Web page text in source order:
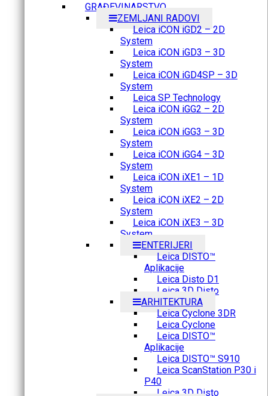
GRAĐEVINARSTVO
ZEMLJANI RADOVI
Leica iCON iGD2 – 2D
System
Leica iCON iGD3 – 3D
System
Leica iCON iGD4SP – 3D
System
Leica SP Technology
Leica iCON iGG2 – 2D
System
Leica iCON iGG3 – 3D
System
Leica iCON iGG4 – 3D
System
Leica iCON iXE1 – 1D
System
Leica iCON iXE2 – 2D
System
Leica iCON iXE3 – 3D
System
ENTERIJERI
Leica DISTO™
Aplikacije
Leica Disto D1
Leica 3D Disto
ARHITEKTURA
Leica Cyclone 3DR
Leica Cyclone
Leica DISTO™
Aplikacije
Leica DISTO™ S910
Leica ScanStation P30 i
P40
Leica 3D Disto